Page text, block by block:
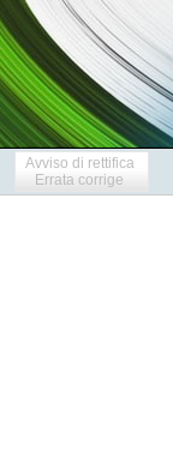
Avviso di rettifica
Errata corrige